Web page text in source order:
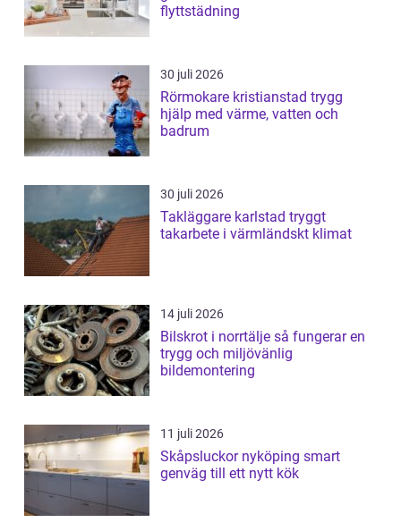
flyttstädning
30 juli 2026
Rörmokare kristianstad trygg
hjälp med värme, vatten och
badrum
30 juli 2026
Takläggare karlstad tryggt
takarbete i värmländskt klimat
14 juli 2026
Bilskrot i norrtälje så fungerar en
trygg och miljövänlig
bildemontering
11 juli 2026
Skåpsluckor nyköping smart
genväg till ett nytt kök